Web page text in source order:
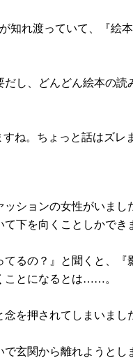
れ渡っていて、『絵
し、どんどん絵本の読
ね。ちょっと話はズレ
ションの女性がいま
下を向くことしかでき
るの？』と聞くと、
ことになるとは……。
を押されてしまいまし
玄関から離れようと